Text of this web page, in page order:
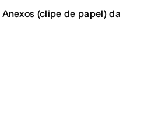
(clipe de papel) da